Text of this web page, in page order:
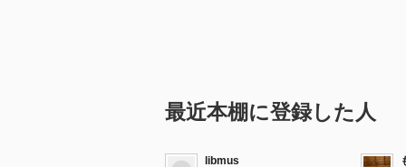
最近本棚に登録した人
libmus